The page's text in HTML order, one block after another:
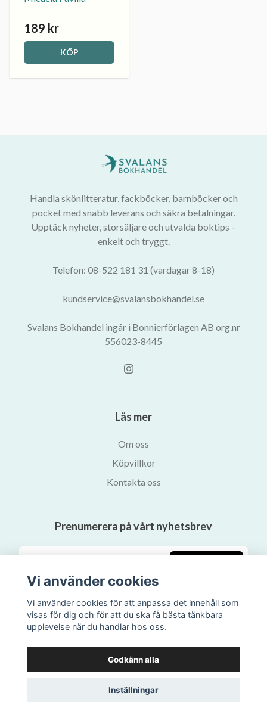
189 kr
KÖP
Handla skönlitteratur, fackböcker, barnböcker och
pocket med snabb leverans och säkra betalningar.
Upptäck nyheter, storsäljare och utvalda boktips –
enkelt och tryggt.
Telefon: 08-522 181 31 (vardagar 8-18)
kundservice@svalansbokhandel.se
Svalans Bokhandel ingår i Bonnierförlagen AB org.nr
556023-8445
Läs mer
Om oss
Köpvillkor
Kontakta oss
Prenumerera på vårt nyhetsbrev
© 2026 Svalans Bokhandel
Vi använder cookies
Vi använder cookies för att anpassa det innehåll som
visas för dig och för att du ska få bästa tänkbara
upplevelse när du handlar hos oss.
Godkänn alla
Inställningar